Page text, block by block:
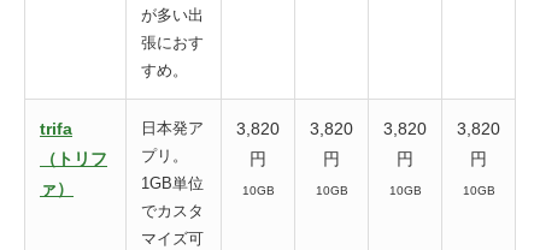
が多い出
張におす
すめ。
trifa
（トリフ
ァ）
日本発ア
プリ。
1GB単位
でカスタ
マイズ可
3,820
円
10GB
3,820
円
10GB
3,820
円
10GB
3,820
円
10GB